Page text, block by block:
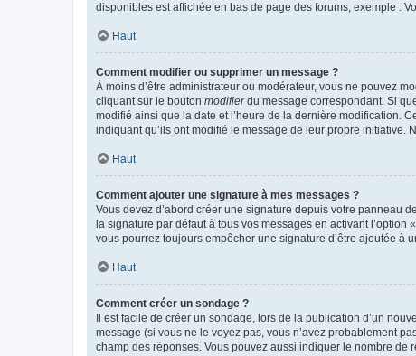
disponibles est affichée en bas de page des forums, exemple :
Haut
Comment modifier ou supprimer un message ?
À moins d’être administrateur ou modérateur, vous ne pouvez
cliquant sur le bouton modifierdu message correspondant. Si
modifié ainsi que la date et l’heure de la dernière modification.
indiquant qu’ils ont modifié le message de leur propre initiative.
Haut
Comment ajouter une signature à mes messages ?
Vous devez d’abord créer une signature depuis votre panneau
la signature par défaut à tous vos messages en activant
vous pourrez toujours empêcher une signature d’être ajoutée à
Haut
Comment créer un sondage ?
Il est facile de créer un sondage, lors de la publication d’un
message (si vous ne le voyez pas, vous n’avez probablement
champ des réponses. Vous pouvez aussi indiquer le nombre de